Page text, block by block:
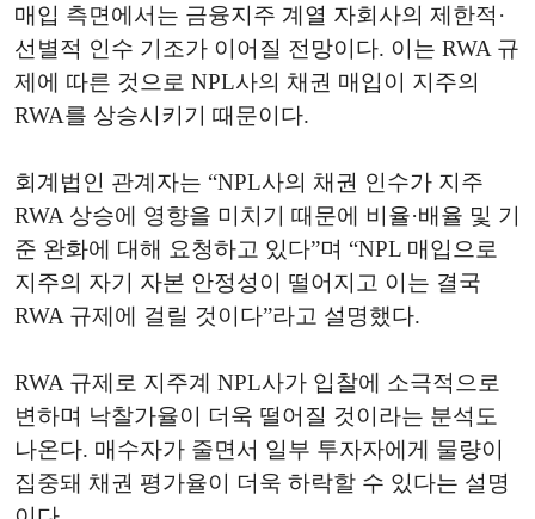
매입 측면에서는 금융지주 계열 자회사의 제한적·
선별적 인수 기조가 이어질 전망이다. 이는 RWA 규
제에 따른 것으로 NPL사의 채권 매입이 지주의
RWA를 상승시키기 때문이다.
회계법인 관계자는 “NPL사의 채권 인수가 지주
RWA 상승에 영향을 미치기 때문에 비율·배율 및 기
준 완화에 대해 요청하고 있다”며 “NPL 매입으로
지주의 자기 자본 안정성이 떨어지고 이는 결국
RWA 규제에 걸릴 것이다”라고 설명했다.
RWA 규제로 지주계 NPL사가 입찰에 소극적으로
변하며 낙찰가율이 더욱 떨어질 것이라는 분석도
나온다. 매수자가 줄면서 일부 투자자에게 물량이
집중돼 채권 평가율이 더욱 하락할 수 있다는 설명